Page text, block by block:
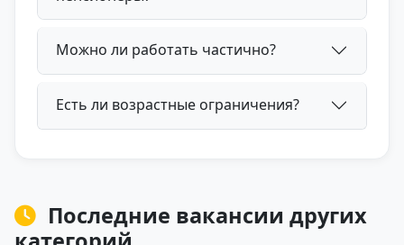
Можно ли работать частично?
Есть ли возрастные ограничения?
Последние вакансии других